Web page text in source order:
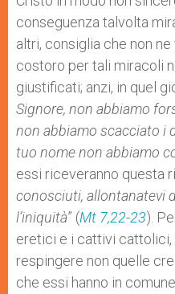
conseguenza talvolta
altri, consiglia che non
costoro per tali miracoli
giustificati; anzi, in quel
Signore, non abbiamo
non abbiamo scacciato i
tuo nome non abbiamo
essi riceveranno questa
conosciuti, allontanatevi
l’iniquità” (Mt 7,22-23).
eretici e i cattivi
respingere non quelle
che essi hanno in